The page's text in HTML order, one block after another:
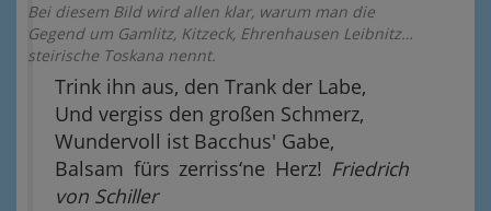
Bei diesem Bild wird allen klar, warum man die
Gegend um Gamlitz, Kitzeck, Ehrenhausen Leibnitz…
steirische Toskana nennt.
Trink ihn aus, den Trank der Labe,
Und vergiss den großen Schmerz,
Wundervoll ist Bacchus' Gabe,
Balsam fürs zerriss‘ne Herz! Friedrich
von Schiller